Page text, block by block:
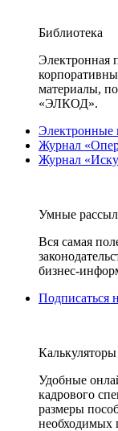
Библиотека
Электронная
материалы,
«ЭЛКОД».
Электронные
Журнал
Журнал
Умные
Вся самая
бизнес-
Подписаться
Калькуляторы
Удобные
кадрового
размеры
необходимых